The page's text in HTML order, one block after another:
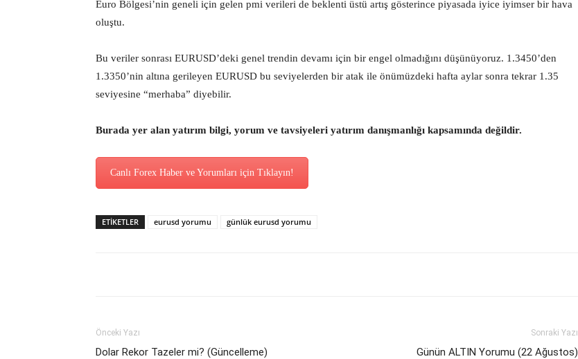
Euro Bölgesi’nin geneli için gelen pmi verileri de beklenti üstü artış gösterince piyasada iyice iyimser bir hava
oluştu.
Bu veriler sonrası EURUSD’deki genel trendin devamı için bir engel olmadığını düşünüyoruz. 1.3450’den
1.3350’nin altına gerileyen EURUSD bu seviyelerden bir atak ile önümüzdeki hafta aylar sonra tekrar 1.35
seviyesine “merhaba” diyebilir.
Burada yer alan yatırım bilgi, yorum ve tavsiyeleri yatırım danışmanlığı kapsamında değildir.
Canlı Forex Haber ve Yorumları için Tıklayın!
ETİKETLER eurusd yorumu günlük eurusd yorumu
Önceki Yazı
Dolar Rekor Tazeler mi? (Güncelleme)
Sonraki Yazı
Günün ALTIN Yorumu (22 Ağustos)